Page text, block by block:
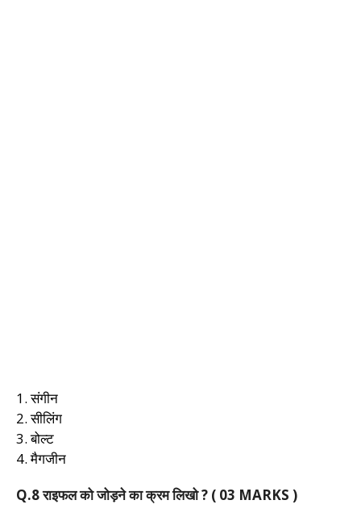
1. संगीन
2. सीलिंग
3. बोल्ट
4. मैगजीन
Q.8 राइफल को जोड़ने का क्रम लिखो ? ( 03 MARKS )